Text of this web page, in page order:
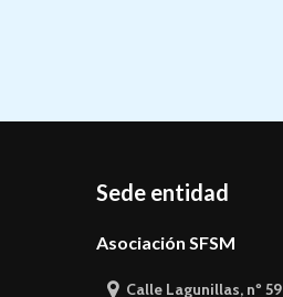
Sede entidad
Asociación SFSM
Calle Lagunillas, nº 59